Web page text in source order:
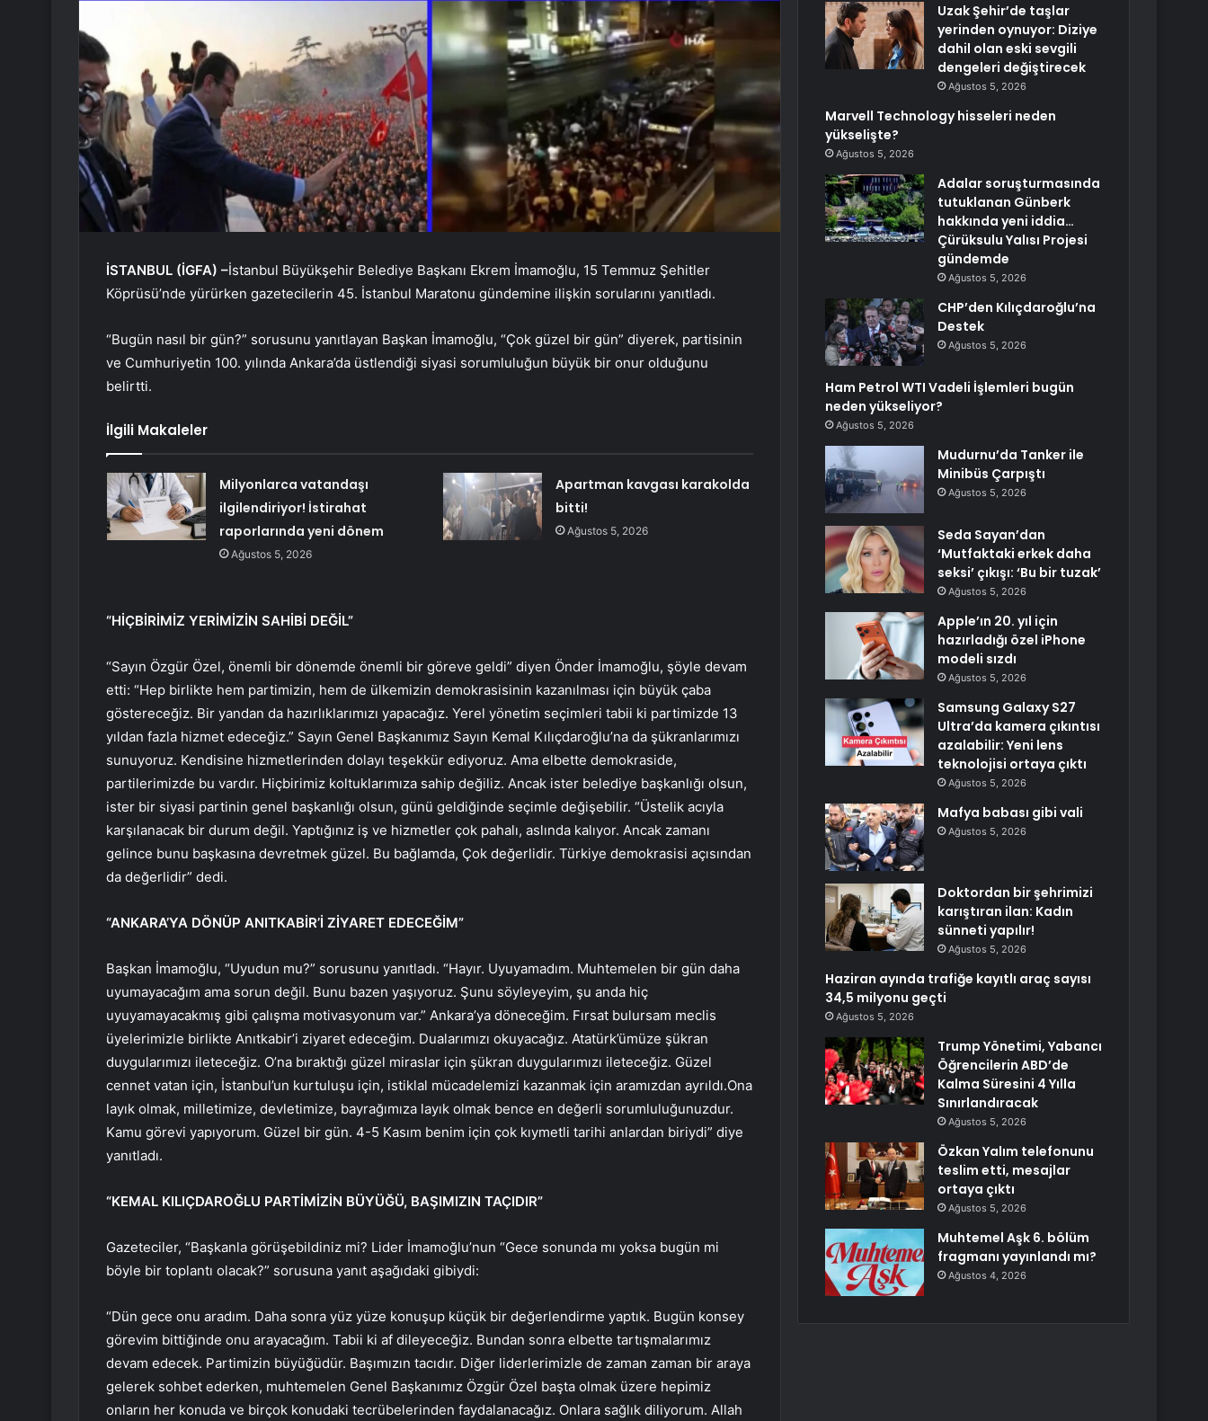
İSTANBUL (İGFA) –İstanbul Büyükşehir Belediye Başkanı Ekrem İmamoğlu, 15 Temmuz Şehitler
Köprüsü’nde yürürken gazetecilerin 45. İstanbul Maratonu gündemine ilişkin sorularını yanıtladı.
“Bugün nasıl bir gün?” sorusunu yanıtlayan Başkan İmamoğlu, “Çok güzel bir gün” diyerek, partisinin
ve Cumhuriyetin 100. yılında Ankara’da üstlendiği siyasi sorumluluğun büyük bir onur olduğunu
belirtti.
İlgili Makaleler
Milyonlarca vatandaşı
ilgilendiriyor! İstirahat
raporlarında yeni dönem
Ağustos 5, 2026
Apartman kavgası karakolda
bitti!
Ağustos 5, 2026
“HİÇBİRİMİZ YERİMİZİN SAHİBİ DEĞİL”
“Sayın Özgür Özel, önemli bir dönemde önemli bir göreve geldi” diyen Önder İmamoğlu, şöyle devam
etti: “Hep birlikte hem partimizin, hem de ülkemizin demokrasisinin kazanılması için büyük çaba
göstereceğiz. Bir yandan da hazırlıklarımızı yapacağız. Yerel yönetim seçimleri tabii ki partimizde 13
yıldan fazla hizmet edeceğiz.” Sayın Genel Başkanımız Sayın Kemal Kılıçdaroğlu’na da şükranlarımızı
sunuyoruz. Kendisine hizmetlerinden dolayı teşekkür ediyoruz. Ama elbette demokraside,
partilerimizde bu vardır. Hiçbirimiz koltuklarımıza sahip değiliz. Ancak ister belediye başkanlığı olsun,
ister bir siyasi partinin genel başkanlığı olsun, günü geldiğinde seçimle değişebilir. “Üstelik acıyla
karşılanacak bir durum değil. Yaptığınız iş ve hizmetler çok pahalı, aslında kalıyor. Ancak zamanı
gelince bunu başkasına devretmek güzel. Bu bağlamda, Çok değerlidir. Türkiye demokrasisi açısından
da değerlidir” dedi.
“ANKARA’YA DÖNÜP ANITKABİR’İ ZİYARET EDECEĞİM”
Başkan İmamoğlu, “Uyudun mu?” sorusunu yanıtladı. “Hayır. Uyuyamadım. Muhtemelen bir gün daha
uyumayacağım ama sorun değil. Bunu bazen yaşıyoruz. Şunu söyleyeyim, şu anda hiç
uyuyamayacakmış gibi çalışma motivasyonum var.” Ankara’ya döneceğim. Fırsat bulursam meclis
üyelerimizle birlikte Anıtkabir’i ziyaret edeceğim. Dualarımızı okuyacağız. Atatürk’ümüze şükran
duygularımızı ileteceğiz. O’na bıraktığı güzel miraslar için şükran duygularımızı ileteceğiz. Güzel
cennet vatan için, İstanbul’un kurtuluşu için, istiklal mücadelemizi kazanmak için aramızdan ayrıldı.Ona
layık olmak, milletimize, devletimize, bayrağımıza layık olmak bence en değerli sorumluluğunuzdur.
Kamu görevi yapıyorum. Güzel bir gün. 4-5 Kasım benim için çok kıymetli tarihi anlardan biriydi” diye
yanıtladı.
“KEMAL KILIÇDAROĞLU PARTİMİZİN BÜYÜĞÜ, BAŞIMIZIN TAÇIDIR”
Gazeteciler, “Başkanla görüşebildiniz mi? Lider İmamoğlu’nun “Gece sonunda mı yoksa bugün mi
böyle bir toplantı olacak?” sorusuna yanıt aşağıdaki gibiydi:
“Dün gece onu aradım. Daha sonra yüz yüze konuşup küçük bir değerlendirme yaptık. Bugün konsey
görevim bittiğinde onu arayacağım. Tabii ki af dileyeceğiz. Bundan sonra elbette tartışmalarımız
devam edecek. Partimizin büyüğüdür. Başımızın tacıdır. Diğer liderlerimizle de zaman zaman bir araya
gelerek sohbet ederken, muhtemelen Genel Başkanımız Özgür Özel başta olmak üzere hepimiz
onların her konuda ve birçok konudaki tecrübelerinden faydalanacağız. Onlara sağlık diliyorum. Allah
Uzak Şehir’de taşlar
yerinden oynuyor: Diziye
dahil olan eski sevgili
dengeleri değiştirecek
Ağustos 5, 2026
Marvell Technology hisseleri neden
yükselişte?
Ağustos 5, 2026
Adalar soruşturmasında
tutuklanan Günberk
hakkında yeni iddia…
Çürüksulu Yalısı Projesi
gündemde
Ağustos 5, 2026
CHP’den Kılıçdaroğlu’na
Destek
Ağustos 5, 2026
Ham Petrol WTI Vadeli İşlemleri bugün
neden yükseliyor?
Ağustos 5, 2026
Mudurnu’da Tanker ile
Minibüs Çarpıştı
Ağustos 5, 2026
Seda Sayan’dan
‘Mutfaktaki erkek daha
seksi’ çıkışı: ‘Bu bir tuzak’
Ağustos 5, 2026
Apple’ın 20. yıl için
hazırladığı özel iPhone
modeli sızdı
Ağustos 5, 2026
Samsung Galaxy S27
Ultra’da kamera çıkıntısı
azalabilir: Yeni lens
teknolojisi ortaya çıktı
Ağustos 5, 2026
Mafya babası gibi vali
Ağustos 5, 2026
Doktordan bir şehrimizi
karıştıran ilan: Kadın
sünneti yapılır!
Ağustos 5, 2026
Haziran ayında trafiğe kayıtlı araç sayısı
34,5 milyonu geçti
Ağustos 5, 2026
Trump Yönetimi, Yabancı
Öğrencilerin ABD’de
Kalma Süresini 4 Yılla
Sınırlandıracak
Ağustos 5, 2026
Özkan Yalım telefonunu
teslim etti, mesajlar
ortaya çıktı
Ağustos 5, 2026
Muhtemel Aşk 6. bölüm
fragmanı yayınlandı mı?
Ağustos 4, 2026